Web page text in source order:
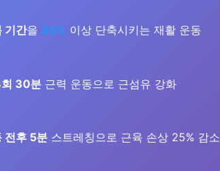
기간을 30% 이상 단축시키는 재활 운동
30분 근력 운동으로 근섬유 강화
전후 5분 스트레칭으로 근육 손상 25% 감소